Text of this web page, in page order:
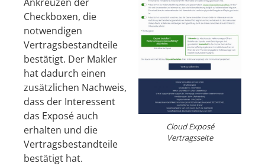
Checkboxen, die
notwendigen
Vertragsbestandteile
bestätigt. Der Makler
hat dadurch einen
zusätzlichen Nachweis,
dass der Interessent
das Exposé auch
erhalten und die
Vertragsbestandteile
bestätigt hat.
Cloud Exposé
Vertragsseite